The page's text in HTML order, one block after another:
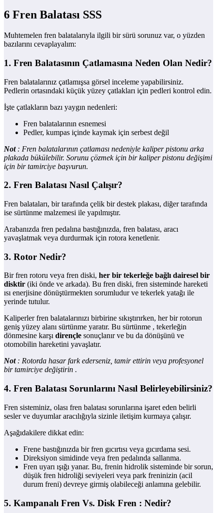
6 Fren Balatası SSS
Muhtemelen fren balatalarıyla ilgili bir sürü sorunuz var, o yüzden
bazılarını cevaplayalım:
1. Fren Balatasının Çatlamasına Neden Olan Nedir?
Fren balatalarınız çatlamışsa görsel inceleme yapabilirsiniz.
Pedlerin ortasındaki küçük yüzey çatlakları için pedleri kontrol edin.
İşte çatlakların bazı yaygın nedenleri:
Fren balatalarının esnemesi
Pedler, kumpas içinde kaymak için serbest değil
Not: Fren balatalarının çatlaması nedeniyle kaliper pistonu arka
plakada bükülebilir. Sorunu çözmek için bir kaliper pistonu değişimi
için bir tamirciye başvurun.
2. Fren Balatası Nasıl Çalışır?
Fren balataları, bir tarafında çelik bir destek plakası, diğer tarafında
ise sürtünme malzemesi ile yapılmıştır.
Arabanızda fren pedalına bastığınızda, fren balatası, aracı
yavaşlatmak veya durdurmak için rotora kenetlenir.
3. Rotor Nedir?
Bir fren rotoru veya fren diski, her bir tekerleğe bağlı dairesel bir
disktir (iki önde ve arkada). Bu fren diski, fren sisteminde hareketi
ısı enerjisine dönüştürmekten sorumludur ve tekerlek yatağı ile
yerinde tutulur.
Kaliperler fren balatalarınızı birbirine sıkıştırırken, her bir rotorun
geniş yüzey alanı sürtünme yaratır. Bu sürtünme , tekerleğin
dönmesine karşı dirençle sonuçlanır ve bu da dönüşünü ve
otomobilin hareketini yavaşlatır.
Not: Rotorda hasar fark ederseniz, tamir ettirin veya profesyonel
bir tamirciye değiştirin .
4. Fren Balatası Sorunlarını Nasıl Belirleyebilirsiniz?
Fren sisteminiz, olası fren balatası sorunlarına işaret eden belirli
sesler ve duyumlar aracılığıyla sizinle iletişim kurmaya çalışır.
Aşağıdakilere dikkat edin:
Frene bastığınızda bir fren gıcırtısı veya gıcırdama sesi.
Direksiyon simidinde veya fren pedalında sallanma.
Fren uyarı ışığı yanar. Bu, frenin hidrolik sisteminde bir sorun,
düşük fren hidroliği seviyeleri veya park freninizin (acil
durum freni) devreye girmiş olabileceği anlamına gelebilir.
5. Kampanalı Fren Vs. Disk Fren : Nedir?